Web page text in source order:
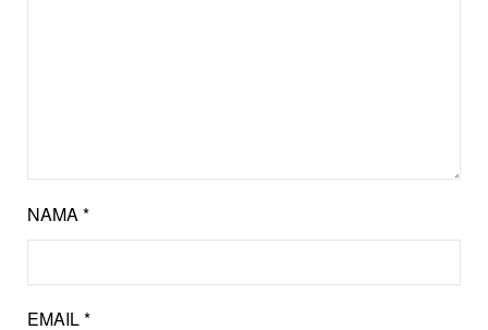
NAMA*
EMAIL*